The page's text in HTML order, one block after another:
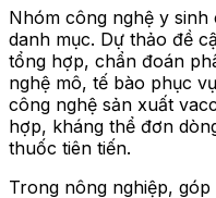
Nhóm công nghệ y sinh
danh mục. Dự thảo đề
tổng hợp, chẩn đoán
nghệ mô, tế bào phục
công nghệ sản xuất
hợp, kháng thể đơn
thuốc tiên tiến.
Trong nông nghiệp, góp